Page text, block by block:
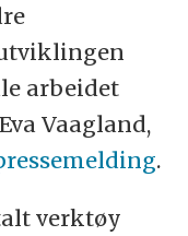
arbeidet
Vaagland,
.
verktøy